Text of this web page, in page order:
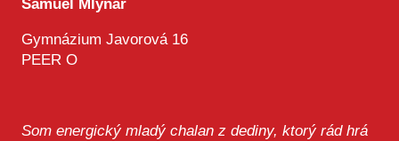
Samuel Mlynár
Gymnázium Javorová 16
PEER O
Som energický mladý chalan z dediny, ktorý rád hrá